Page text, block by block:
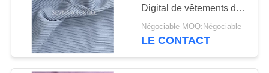
NOUS
VISITE
Digital de vêtements de
bain imprimant le
pantalon du fond de
Négociable MOQ:Négociable
LE CONTACT